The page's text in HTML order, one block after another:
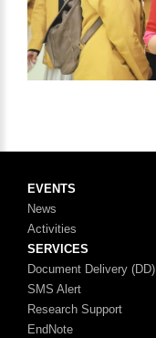
EVENTS
News
Activities
SERVICES
Document Delivery (DD)
SMS Alert
Research Support
EndNote